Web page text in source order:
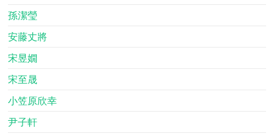
孫潔瑩
安藤丈將
宋昱嫺
宋至晟
小笠原欣幸
尹子軒